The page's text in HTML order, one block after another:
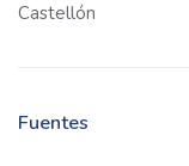
Castellón
Fuentes